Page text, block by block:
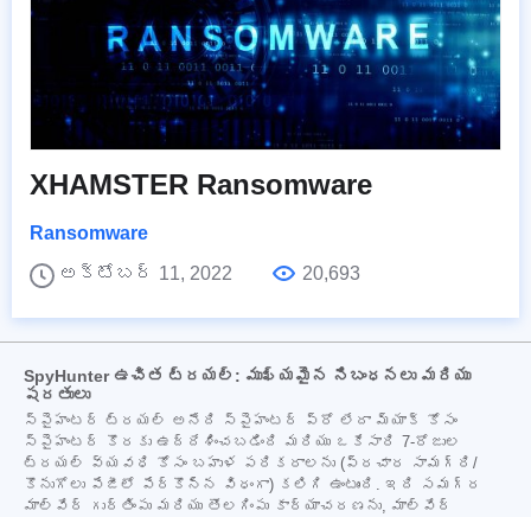
XHAMSTER Ransomware
Ransomware
అక్టోబర్ 11, 2022
20,693
SpyHunter ఉచిత ట్రయల్: ముఖ్యమైన నిబంధనలు మరియు
షరతులు
స్పైహంటర్ ట్రయల్ అనేది స్పైహంటర్ ప్రో లేదా మ్యాక్ కోసం
స్పైహంటర్ కొరకు ఉద్దేశించబడింది మరియు ఒకేసారి 7-రోజుల
ట్రయల్ వ్యవధి కోసం బహుళ పరికరాలను (ప్రచార సామగ్రి/
కొనుగోలు పేజీలో పేర్కొన్న విధంగా) కలిగి ఉంటుంది. ఇది సమగ్ర
మాల్వేర్ గుర్తింపు మరియు తొలగింపు కార్యాచరణను, మాల్వేర్